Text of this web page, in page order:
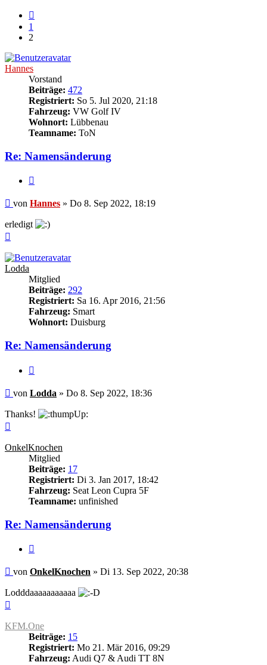
1
2
Hannes
Vorstand
Beiträge: 472
Registriert: So 5. Jul 2020, 21:18
Fahrzeug: VW Golf IV
Wohnort: Lübbenau
Teamname: ToN
Re: Namensänderung
Beitrag
von Hannes » Do 8. Sep 2022, 18:19
erledigt
Lodda
Mitglied
Beiträge: 292
Registriert: Sa 16. Apr 2016, 21:56
Fahrzeug: Smart
Wohnort: Duisburg
Re: Namensänderung
Beitrag
von Lodda » Do 8. Sep 2022, 18:36
Thanks!
OnkelKnochen
Mitglied
Beiträge: 17
Registriert: Di 3. Jan 2017, 18:42
Fahrzeug: Seat Leon Cupra 5F
Teamname: unfinished
Re: Namensänderung
Beitrag
von OnkelKnochen » Di 13. Sep 2022, 20:38
Lodddaaaaaaaaaaa
KFM.One
Beiträge: 15
Registriert: Mo 21. Mär 2016, 09:29
Fahrzeug: Audi Q7 & Audi TT 8N